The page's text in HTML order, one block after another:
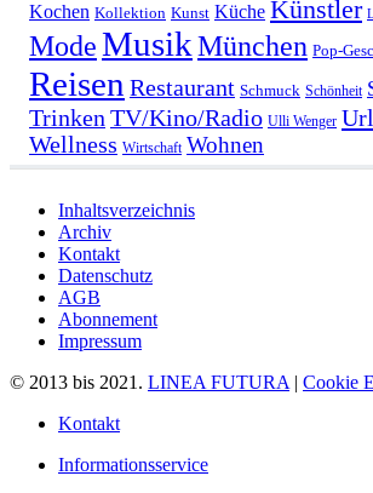
Kochen Kollektion Kunst Küche Künstler
ModeMusikMünchen Pop-
Reisen Restaurant Schmuck Schönheit
Trinken TV/Kino/Radio Ulli Wenger
Wellness Wirtschaft Wohnen
Inhaltsverzeichnis
Archiv
Kontakt
Datenschutz
AGB
Abonnement
Impressum
© 2013 bis 2021. LINEA FUTURA | Cookie
Kontakt
Informationsservice